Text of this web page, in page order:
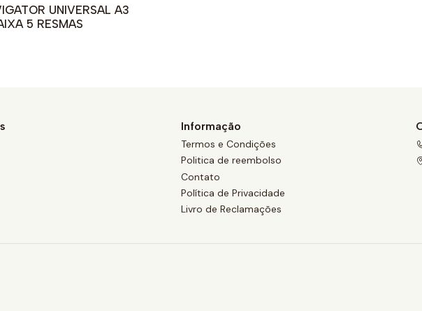
UNIVERSAL A3
5 RESMAS
Informação
Termos e Condições
Politica de reembolso
Contato
Política de Privacidade
Livro de Reclamações